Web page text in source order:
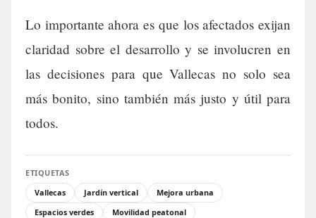
Lo importante ahora es que los afectados exijan
claridad sobre el desarrollo y se involucren en
las decisiones para que Vallecas no solo sea
más bonito, sino también más justo y útil para
todos.
ETIQUETAS
Vallecas
Jardín vertical
Mejora urbana
Espacios verdes
Movilidad peatonal